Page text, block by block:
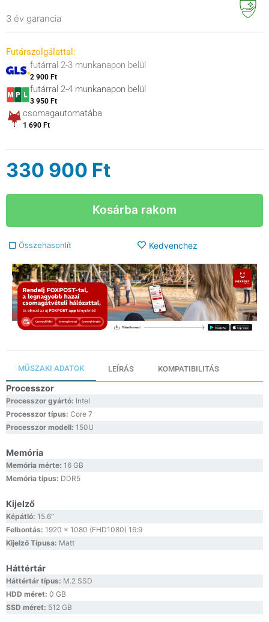
3 év garancia
Futárszolgálattal:
futárral 2-3 munkanapon belül
2 900 Ft
futárral 2-4 munkanapon belül
3 950 Ft
csomagautomatába
1 690 Ft
330 900 Ft
Kosárba rakom
Összehasonlít Kedvenchez
MŰSZAKI ADATOK LEÍRÁS KOMPATIBILITÁS
Processzor
Processzor gyártó: Intel
Processzor típus: Core 7
Processzor modell: 150U
Memória
Memória mérte: 16 GB
Memória típus: DDR5
Kijelző
Képátló: 15.6″
Felbontás: 1920 x 1080 (FHD1080) 16:9
Kijelző Típusa: Matt
Háttértár
Háttértár típus: M.2 SSD
HDD méret: 0 GB
SSD méret: 512 GB